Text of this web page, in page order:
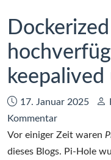
und
DRBD,
Teil
2
keepalived
Datum:
17. Januar 2025
Kommentarzu
Dockerized
Pi-
Vor einiger Zeit waren
dieses Blogs. Pi-Hole